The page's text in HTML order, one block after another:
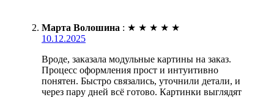
Марта Волошина : ★ ★ ★ ★ ★
10.12.2025
Вроде, заказала модульные картины на заказ.
Процесс оформления прост и интуитивно
понятен. Быстро связались, уточнили детали, и
через пару дней всё готово. Картинки выглядят